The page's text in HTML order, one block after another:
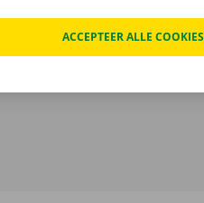
ACCEPTEER ALLE COOKIES